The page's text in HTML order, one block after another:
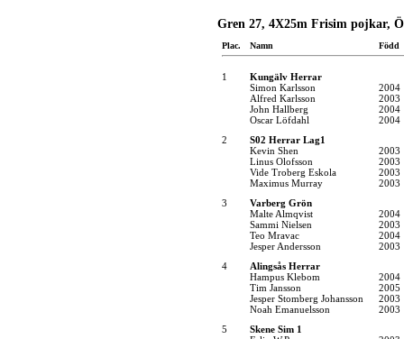
Gren 27, 4X25m Frisim pojkar,
Plac. Namn Född
1
Kungälv Herrar
Simon Karlsson
2004
Alfred Karlsson
2003
John Hallberg
2004
Oscar Löfdahl
2004
2
S02 Herrar Lag1
Kevin Shen
2003
Linus Olofsson
2003
Vide Troberg Eskola
2003
Maximus Murray
2003
3
Varberg Grön
Malte Almqvist
2004
Sammi Nielsen
2003
Teo Mravac
2004
Jesper Andersson
2003
4
Alingsås Herrar
Hampus Klebom
2004
Tim Jansson
2005
Jesper Stomberg Johansson
2003
Noah Emanuelsson
2003
5
Skene Sim 1